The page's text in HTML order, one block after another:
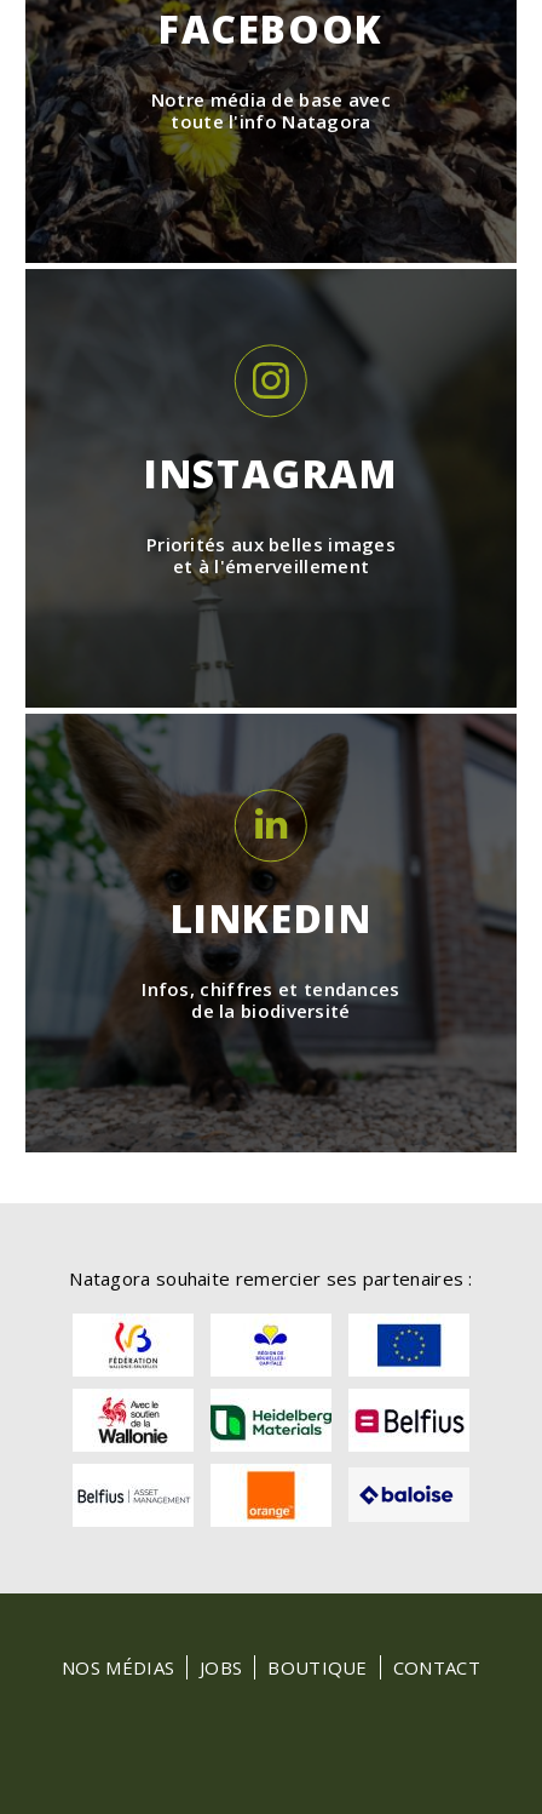
FACEBOOK
Notre média de base avec
toute l'info Natagora
INSTAGRAM
Priorités aux belles images
et à l'émerveillement
LINKEDIN
Infos, chiffres et tendances
de la biodiversité
Natagora souhaite remercier ses partenaires :
FOOTER
MENU
NOS MÉDIAS JOBS BOUTIQUE CONTACT